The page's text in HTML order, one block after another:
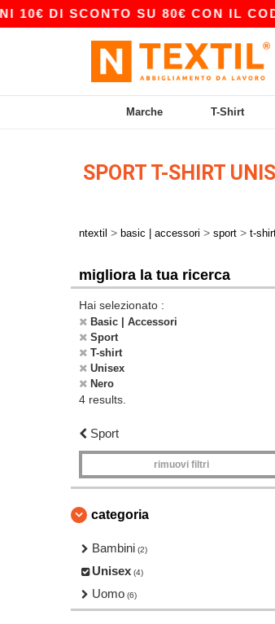
DI SCONTO SU 80€ CON IL
Marche T-Shirt
SPORT T-SHIRT
ntextil > basic | accessori > sport > t-
migliora la tua ricerca
Hai selezionato :
Basic | Accessori
Sport
T-shirt
Unisex
Nero
4 results.
Sport
rimuovi filtri
categoria
Bambini (2)
Unisex (4)
Uomo (6)